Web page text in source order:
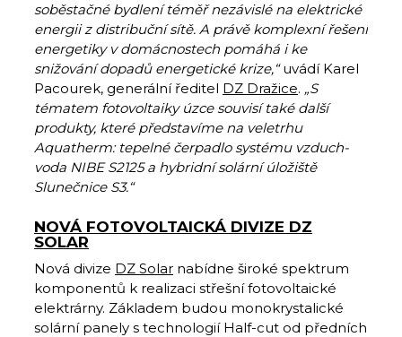
soběstačné bydlení téměř nezávislé na elektrické
energii z distribuční sítě. A právě komplexní řešení
energetiky v domácnostech pomáhá i ke
snižování dopadů energetické krize,“uvádí Karel
Pacourek, generální ředitel DZ Dražice. „S
tématem fotovoltaiky úzce souvisí také další
produkty, které představíme na veletrhu
Aquatherm: tepelné čerpadlo systému vzduch-
voda NIBE S2125 a hybridní solární úložiště
Slunečnice S3.“
NOVÁ FOTOVOLTAICKÁ DIVIZE DZ
SOLAR
Nová divize DZ Solar nabídne široké spektrum
komponentů k realizaci střešní fotovoltaické
elektrárny. Základem budou monokrystalické
solární panely s technologií Half-cut od předních